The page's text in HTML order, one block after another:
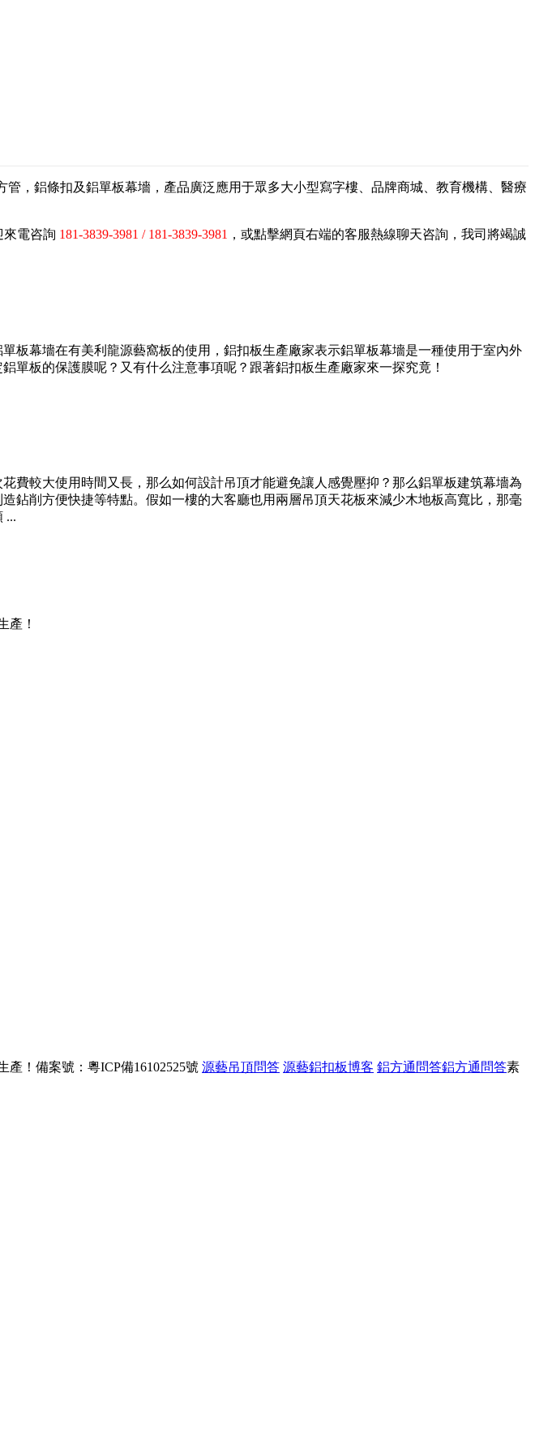
，鋁條扣及鋁單板幕墻，產品廣泛應用于眾多大小型寫字樓、品牌商城、教育機構、醫療
來電咨詢 181-3839-3981 / 181-3839-3981 ，或點擊網頁右端的客服熱線聊天咨詢，我司將竭誠
板幕墻在有美利龍源藝窩板的使用，鋁扣板生產廠家表示鋁單板幕墻是一種使用于室內外
單板的保護膜呢？又有什么注意事項呢？跟著鋁扣板生產廠家來一探究竟！
費較大使用時間又長，那么如何設計吊頂才能避免讓人感覺壓抑？那么鋁單板建筑幕墻為
鉆削方便快捷等特點。假如一樓的大客廳也用兩層吊頂天花板來減少木地板高寬比，那毫
...
產！
產！ 備案號：粵ICP備16102525號 源藝吊頂問答 源藝鋁扣板博客 鋁方通問答鋁方通問答素